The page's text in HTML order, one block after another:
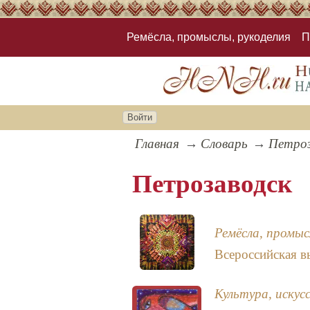
Ремёсла, промыслы, рукоделия
Войти
Главная Словарь
Петрозаводск
Ремёсла,
Всероссийская
Культура,